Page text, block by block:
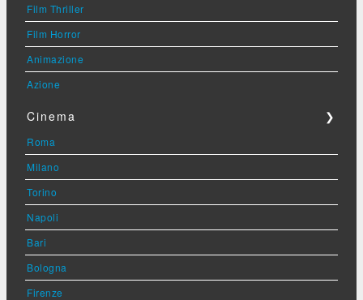
Film Thriller
Film Horror
Animazione
Azione
Cinema ❯
Roma
Milano
Torino
Napoli
Bari
Bologna
Firenze